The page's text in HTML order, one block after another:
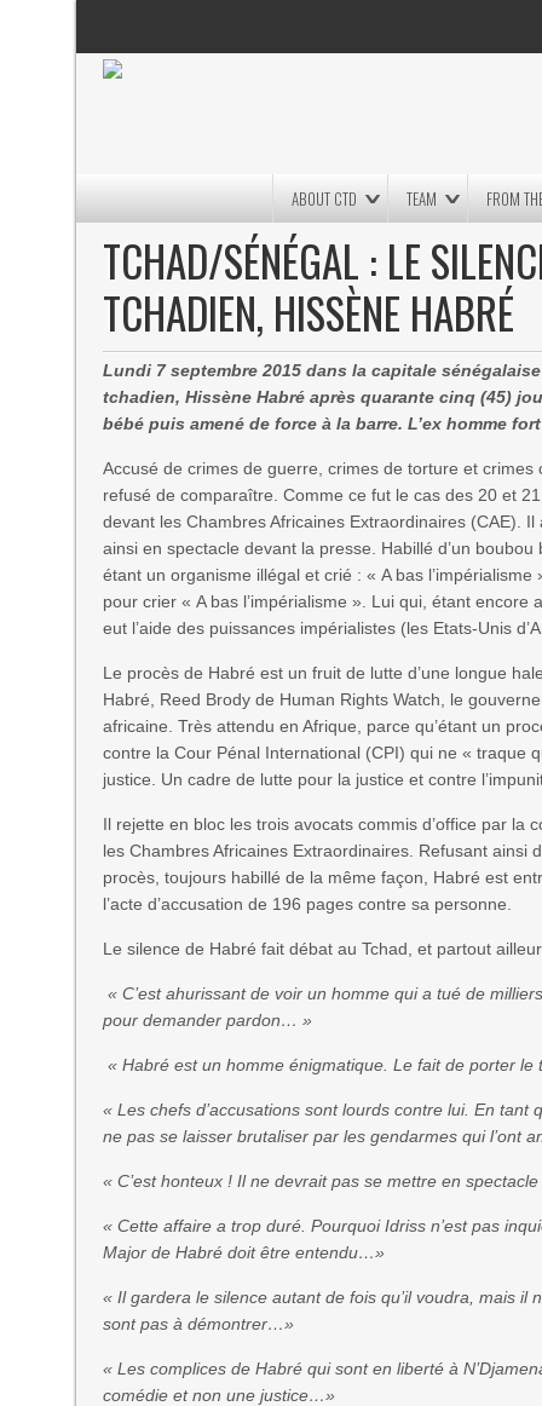
ABOUT CTD TEAM FROM
TCHAD/SÉNÉGAL : LE
TCHADIEN, HISSÈNE HABRÉ
Lundi 7 septembre 2015 dans la capitale
tchadien, Hissène Habré après quarante cinq (45)
bébé puis amené de force à la barre. L’ex homme
Accusé de crimes de guerre, crimes de torture et crimes
refusé de comparaître. Comme ce fut le cas des 20 et
devant les Chambres Africaines Extraordinaires (CAE).
ainsi en spectacle devant la presse. Habillé d’un
étant un organisme illégal et crié : « A bas
pour crier « A bas l’impérialisme ». Lui qui, étant
eut l’aide des puissances impérialistes (les Etats-Unis
Le procès de Habré est un fruit de lutte d’une longue
Habré, Reed Brody de Human Rights Watch, le
africaine. Très attendu en Afrique, parce qu’étant un
contre la Cour Pénal International (CPI) qui ne « traque
justice. Un cadre de lutte pour la justice et contre
Il rejette en bloc les trois avocats commis d’office par
les Chambres Africaines Extraordinaires. Refusant ainsi
procès, toujours habillé de la même façon, Habré est
l’acte d’accusation de 196 pages contre sa personne.
Le silence de Habré fait débat au Tchad, et partout
« C’est ahurissant de voir un homme qui a tué de
pour demander pardon… »
« Habré est un homme énigmatique. Le fait de porter
« Les chefs d’accusations sont lourds contre lui. En
ne pas se laisser brutaliser par les gendarmes qui l’ont
« C’est honteux ! Il ne devrait pas se mettre en
« Cette affaire a trop duré. Pourquoi Idriss n’est pas
Major de Habré doit être entendu…»
« Il gardera le silence autant de fois qu’il voudra, mais
sont pas à démontrer…»
« Les complices de Habré qui sont en liberté à
comédie et non une justice…»